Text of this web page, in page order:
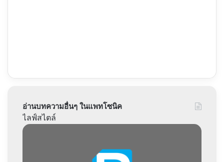
อ่านบทความอื่นๆ ในแพทโซนิค
ไลฟ์สไตล์